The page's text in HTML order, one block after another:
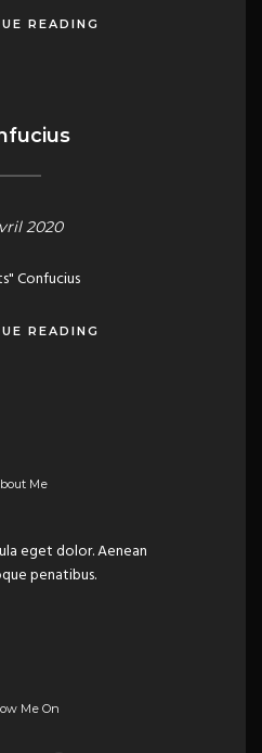
READING
2020
Confucius
READING
Me
eget dolor. Aenean
penatibus.
Me On